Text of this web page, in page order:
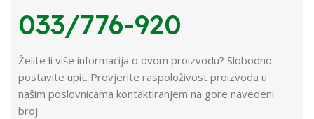
033/776-920
Želite li više informacija o ovom proizvodu? Slobodno
postavite upit. Provjerite raspoloživost proizvoda u
našim poslovnicama kontaktiranjem na gore navedeni
broj.